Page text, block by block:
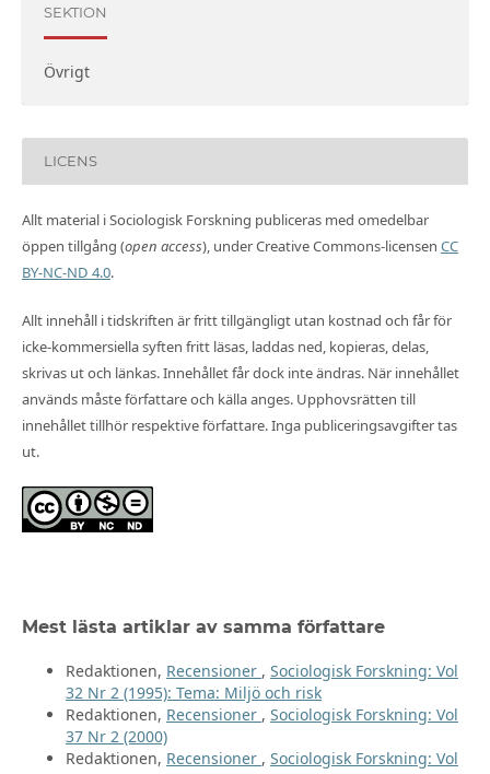
SEKTION
Övrigt
LICENS
Allt material i Sociologisk Forskning publiceras med omedelbar
öppen tillgång (open access), under Creative Commons-licensen CC
BY-NC-ND 4.0.
Allt innehåll i tidskriften är fritt tillgängligt utan kostnad och får för
icke-kommersiella syften fritt läsas, laddas ned, kopieras, delas,
skrivas ut och länkas. Innehållet får dock inte ändras. När innehållet
används måste författare och källa anges. Upphovsrätten till
innehållet tillhör respektive författare. Inga publiceringsavgifter tas
ut.
Mest lästa artiklar av samma författare
Redaktionen, Recensioner , Sociologisk Forskning: Vol
32 Nr 2 (1995): Tema: Miljö och risk
Redaktionen, Recensioner , Sociologisk Forskning: Vol
37 Nr 2 (2000)
Redaktionen, Recensioner , Sociologisk Forskning: Vol